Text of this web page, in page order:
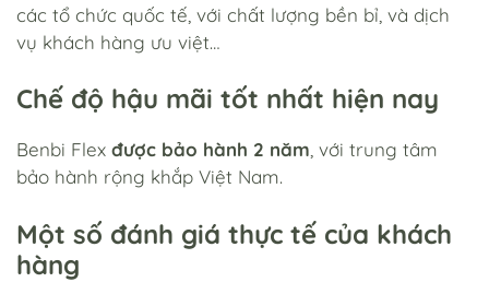
các tổ chức quốc tế, với chất lượng bền bỉ, và dịch
vụ khách hàng ưu việt…
Chế độ hậu mãi tốt nhất hiện nay
Benbi Flex được bảo hành 2 năm , với trung tâm
bảo hành rộng khắp Việt Nam.
Một số đánh giá thực tế của khách
hàng